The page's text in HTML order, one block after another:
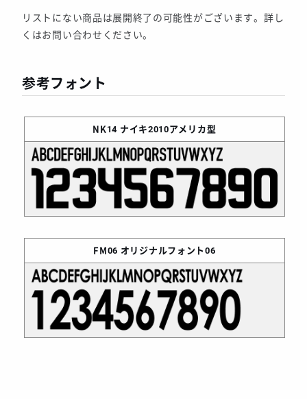
リストにない商品は展開終了の可能性がございます。詳し
くはお問い合わせください。
参考フォント
NK14 ナイキ2010アメリカ型
FM06 オリジナルフォント06